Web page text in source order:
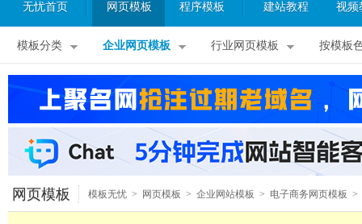
无忧首页 网页模板 程序模板 建站教程 视频
模板分类 企业网页模板 行业网页模板 按模板
网页模板 模板无忧 > 网页模板 > 企业网站模板 > 电子商务网页模板 >